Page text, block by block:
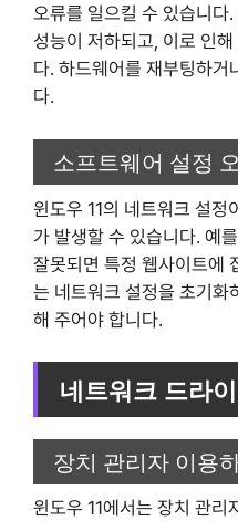
오류를 일으킬 수 있습니다
성능이 저하되고, 이로 인
다. 하드웨어를 재부팅하거
다.
소프트웨어 설정
윈도우 11의 네트워크 설정
가 발생할 수 있습니다. 예
잘못되면 특정 웹사이트에
는 네트워크 설정을 초기화
해 주어야 합니다.
네트워크 드라
장치 관리자 이용
윈도우 11에서는 장치 관리